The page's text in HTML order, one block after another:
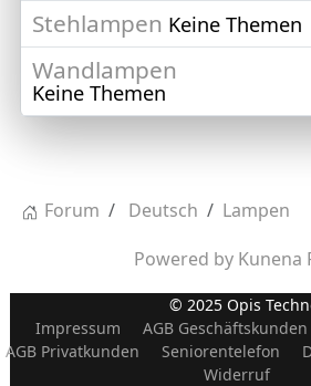
Stehlampen Keine Themen
Wandlampen
Keine Themen
Forum Deutsch
Lampen
Powered by Kunena
© 2025 Opis
Impressum
AGB Geschäftskunden
AGB Privatkunden
Seniorentelefon
Widerruf